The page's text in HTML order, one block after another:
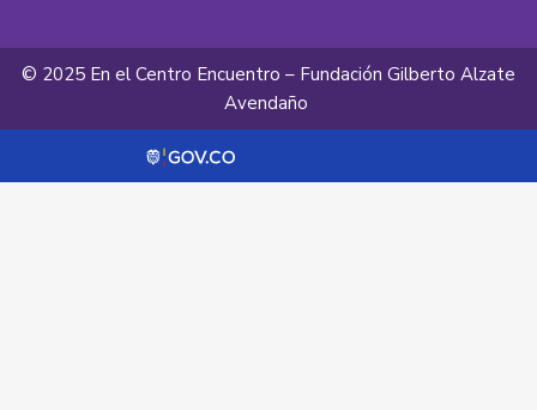
© 2025 En el Centro Encuentro – Fundación Gilberto Alzate
Avendaño